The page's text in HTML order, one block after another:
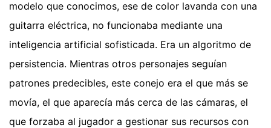
modelo que conocimos, ese de color lavanda con una
guitarra eléctrica, no funcionaba mediante una
inteligencia artificial sofisticada. Era un algoritmo de
persistencia. Mientras otros personajes seguían
patrones predecibles, este conejo era el que más se
movía, el que aparecía más cerca de las cámaras, el
que forzaba al jugador a gestionar sus recursos con